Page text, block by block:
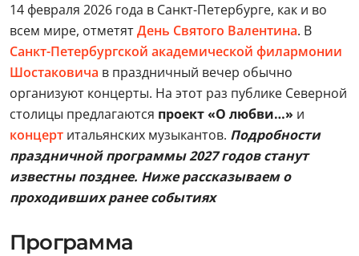
14 февраля 2026 года в Санкт-Петербурге, как и во
всем мире, отметятДень Святого Валентина. В
Санкт-Петербургской академической филармонии
Шостаковича в праздничный вечер обычно
организуют концерты. На этот раз публике Северной
столицы предлагаются проект «О любви…» и
концерт итальянских музыкантов. Подробности
праздничной программы 2027 годов станут
известны позднее. Ниже рассказываем о
проходивших ранее событиях
Программа